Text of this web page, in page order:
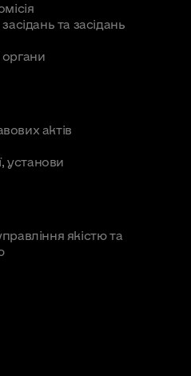
та засідань
актів
установи
якістю та